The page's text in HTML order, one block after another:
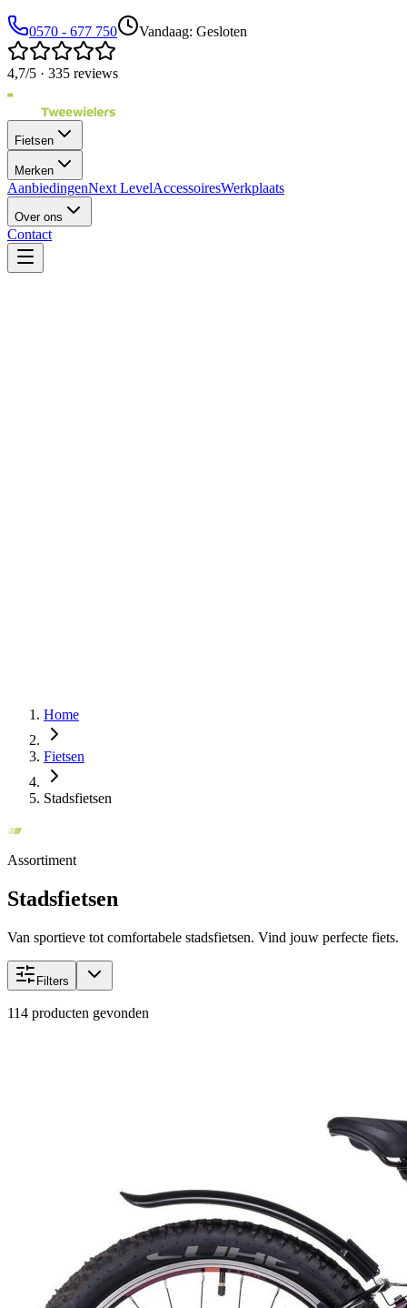
0570 - 677 750 Vandaag: Gesloten
4,7/5 · 335 reviews
Fietsen
Merken
AanbiedingenNext LevelAccessoiresWerkplaats
Over ons
Contact
Home
Fietsen
Stadsfietsen
Assortiment
Stadsfietsen
Van sportieve tot comfortabele stadsfietsen. Vind jouw perfecte fiets.
Filters
114 producten gevonden